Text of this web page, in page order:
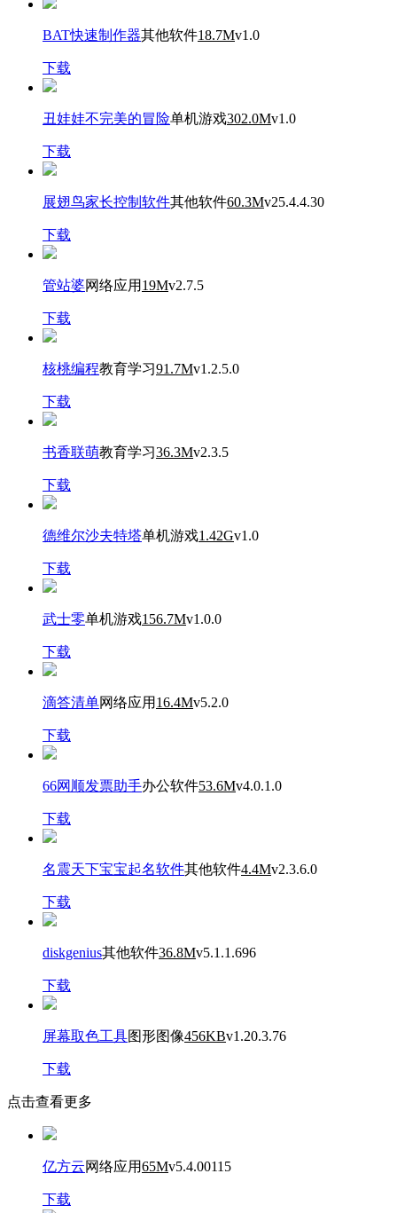
BAT快速制作器其他软件18.7Mv1.0
下载
丑娃娃不完美的冒险单机游戏302.0Mv1.0
下载
展翅鸟家长控制软件其他软件60.3Mv25.4.4.30
下载
管站婆网络应用 19Mv2.7.5
下载
核桃编程教育学习91.7Mv1.2.5.0
下载
书香联萌教育学习36.3Mv2.3.5
下载
德维尔沙夫特塔单机游戏1.42Gv1.0
下载
武士零单机游戏156.7Mv1.0.0
下载
滴答清单网络应用 16.4Mv5.2.0
下载
66网顺发票助手办公软件53.6Mv4.0.1.0
下载
名震天下宝宝起名软件其他软件4.4Mv2.3.6.0
下载
diskgenius其他软件36.8Mv5.1.1.696
下载
屏幕取色工具图形图像456KBv1.20.3.76
下载
点击查看更多
亿方云网络应用65Mv5.4.00115
下载